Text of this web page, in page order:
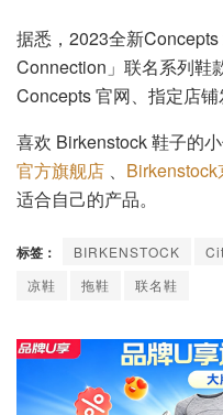
据悉，2023全新
Connection」联名系列鞋
Concepts 官网、指定店铺
喜欢 Birkenstock 鞋子的
官方旗舰店 、
适合自己的产品。
标签： BIRKENSTOCK
凉鞋
拖鞋 联名鞋